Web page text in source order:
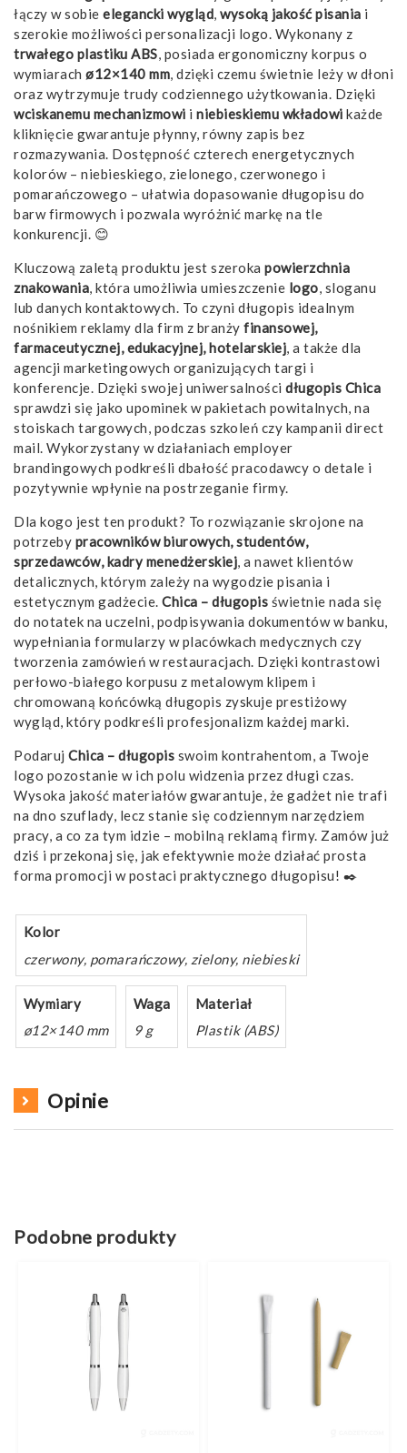
łączy w sobie elegancki wygląd, wysoką jakość pisania i
szerokie możliwości personalizacji logo. Wykonany z
trwałego plastiku ABS, posiada ergonomiczny korpus o
wymiarach ø12×140 mm, dzięki czemu świetnie leży w dłoni
oraz wytrzymuje trudy codziennego użytkowania. Dzięki
wciskanemu mechanizmowi i niebieskiemu wkładowi każde
kliknięcie gwarantuje płynny, równy zapis bez
rozmazywania. Dostępność czterech energetycznych
kolorów – niebieskiego, zielonego, czerwonego i
pomarańczowego – ułatwia dopasowanie długopisu do
barw firmowych i pozwala wyróżnić markę na tle
konkurencji. 😊
Kluczową zaletą produktu jest szeroka powierzchnia
znakowania, która umożliwia umieszczenie logo, sloganu
lub danych kontaktowych. To czyni długopis idealnym
nośnikiem reklamy dla firm z branży finansowej,
farmaceutycznej, edukacyjnej, hotelarskiej, a także dla
agencji marketingowych organizujących targi i
konferencje. Dzięki swojej uniwersalności długopis Chica
sprawdzi się jako upominek w pakietach powitalnych, na
stoiskach targowych, podczas szkoleń czy kampanii direct
mail. Wykorzystany w działaniach employer
brandingowych podkreśli dbałość pracodawcy o detale i
pozytywnie wpłynie na postrzeganie firmy.
Dla kogo jest ten produkt? To rozwiązanie skrojone na
potrzeby pracowników biurowych, studentów,
sprzedawców, kadry menedżerskiej, a nawet klientów
detalicznych, którym zależy na wygodzie pisania i
estetycznym gadżecie. Chica – długopis świetnie nada się
do notatek na uczelni, podpisywania dokumentów w banku,
wypełniania formularzy w placówkach medycznych czy
tworzenia zamówień w restauracjach. Dzięki kontrastowi
perłowo-białego korpusu z metalowym klipem i
chromowaną końcówką długopis zyskuje prestiżowy
wygląd, który podkreśli profesjonalizm każdej marki.
Podaruj Chica – długopis swoim kontrahentom, a Twoje
logo pozostanie w ich polu widzenia przez długi czas.
Wysoka jakość materiałów gwarantuje, że gadżet nie trafi
na dno szuflady, lecz stanie się codziennym narzędziem
pracy, a co za tym idzie – mobilną reklamą firmy. Zamów już
dziś i przekonaj się, jak efektywnie może działać prosta
forma promocji w postaci praktycznego długopisu! ✒️
Kolor
czerwony, pomarańczowy, zielony, niebieski
Wymiary
ø12×140 mm
Waga
9 g
Materiał
Plastik (ABS)
Opinie
Podobne produkty